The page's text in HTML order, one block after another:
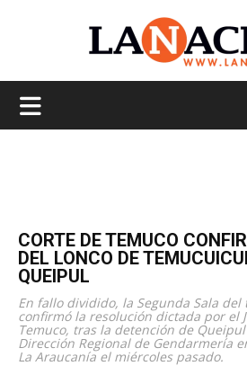
CORTE DE TEMUCO
DEL LONCO DE
QUEIPUL
En fallo dividido, la Segunda Sala
confirmó la resolución dictada por el
Temuco, tras la detención de
Dirección Regional de Gendarmería
La Araucanía el miércoles pasado.